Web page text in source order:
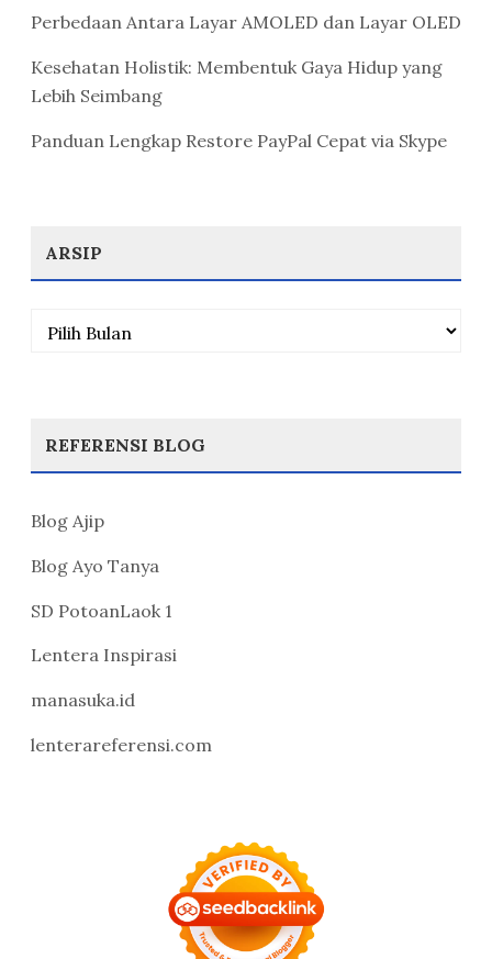
Perbedaan Antara Layar AMOLED dan Layar OLED
Kesehatan Holistik: Membentuk Gaya Hidup yang
Lebih Seimbang
Panduan Lengkap Restore PayPal Cepat via Skype
ARSIP
Arsip
REFERENSI BLOG
Blog Ajip
Blog Ayo Tanya
SD PotoanLaok 1
Lentera Inspirasi
manasuka.id
lenterareferensi.com